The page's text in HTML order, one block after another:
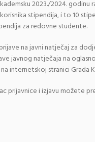
2023./2024. godinu
stipendija, i to 10
za redovne studente.
na javni natječaj za
javnog natječaja na
internetskoj stranici Grada
prijavnice i izjavu možete